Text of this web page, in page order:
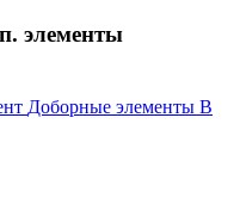
элементы
Доборные элементы В